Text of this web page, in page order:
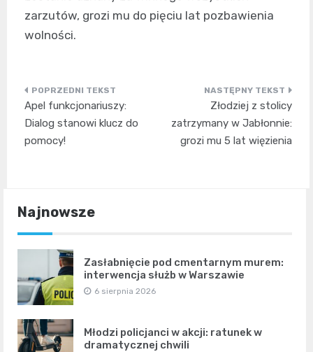
zarzutów, grozi mu do pięciu lat pozbawienia
wolności.
Nawigacja
wpisu
Apel funkcjonariuszy:
Dialog stanowi klucz do
pomocy!
Złodziej z stolicy
zatrzymany w Jabłonnie:
grozi mu 5 lat więzienia
Najnowsze
Zasłabnięcie pod cmentarnym murem:
interwencja służb w Warszawie
6 sierpnia 2026
Młodzi policjanci w akcji: ratunek w
dramatycznej chwili